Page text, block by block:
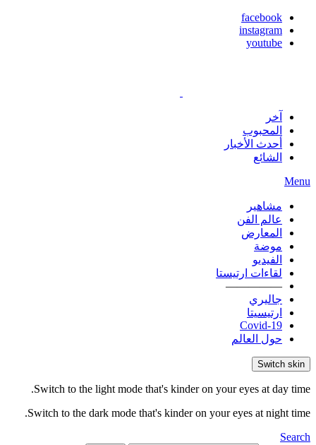
facebook
instagram
youtube
آخر
المحبوب
أحدث الأخبار
الشائع
Menu
مشاهير
عالم الفن
المعارض
موضة
الفيديو
لقاءات ارتيستا
—————
جاليري
ارتيسيتا
Covid-19
حول العالم
Switch skin
Switch to the light mode that's kinder on your eyes at day time.
Switch to the dark mode that's kinder on your eyes at night time.
Search